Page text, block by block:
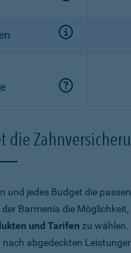
die
und jedes Budget die
der Barmenia die
und Tarifen zu wählen.
abgedeckten